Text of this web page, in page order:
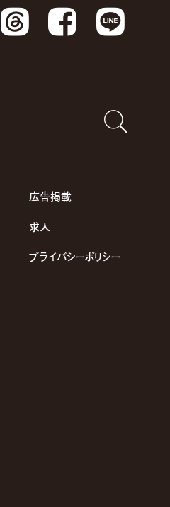
Threads Facebook LINE
広告掲載
求人
プライバシーポリシー